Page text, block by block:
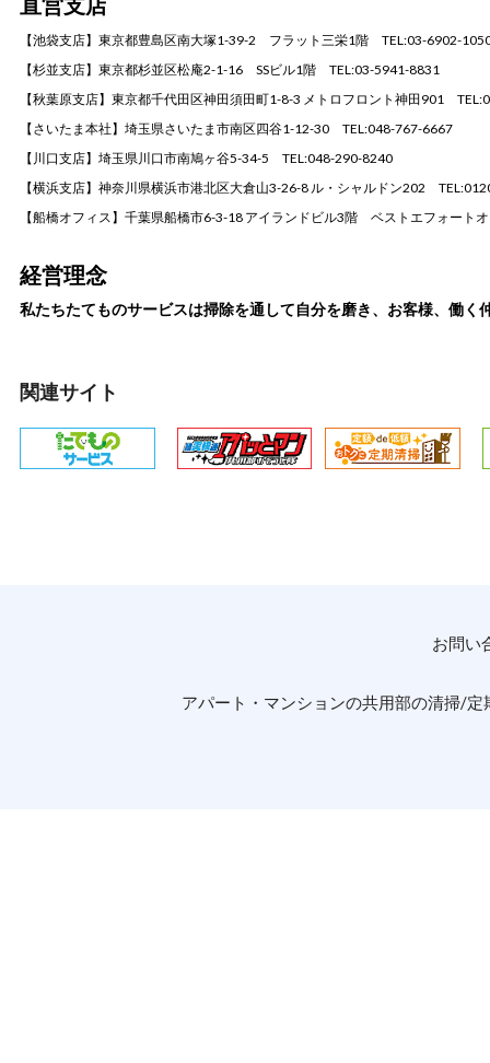
【池袋支店】東京都豊島区南大塚1-39-2 フラット三栄1階 TEL:03-6902-
【杉並支店】東京都杉並区松庵2-1-16 SSビル1階 TEL:03-5941-8831
【秋葉原支店】東京都千代田区神田須田町1-8-3 メトロフロント神田901
【さいたま本社】埼玉県さいたま市南区四谷1-12-30 TEL:048-767-6667
【川口支店】埼玉県川口市南鳩ヶ谷5-34-5 TEL:048-290-8240
【横浜支店】神奈川県横浜市港北区大倉山3-26-8 ル・シャルドン202
【船橋オフィス】千葉県船橋市6-3-18 アイランドビル3階 ベストエフォート
経営理念
私たちたてものサービスは掃除を通して自分を磨き、お客様、働く
関連サイト
お問
アパート・マンションの共用部の清掃/